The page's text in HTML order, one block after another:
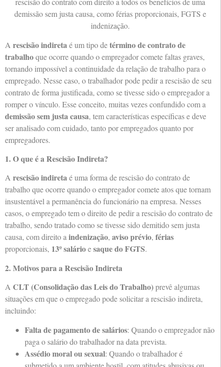
demissão sem justa causa, como férias proporcionais, FGTS e
indenização.
A rescisão indiretaé um tipo detérmino de contrato de
trabalhoque ocorre quando o empregador comete faltas graves,
tornando impossível a continuidade da relação de trabalho para o
empregado. Nesse caso, o trabalhador pode pedir a rescisão de seu
contrato de forma justificada, como se tivesse sido o empregador a
romper o vínculo. Esse conceito, muitas vezes confundido com a
demissão sem justa causa, tem características específicas e deve
ser analisado com cuidado, tanto por empregados quanto por
empregadores.
1. O que é a Rescisão Indireta?
A rescisão indiretaé uma forma de rescisão do contrato de
trabalho que ocorre quando o empregador comete atos que tornam
insustentável a permanência do funcionário na empresa. Nesses
casos, o empregado tem o direito de pedir a rescisão do contrato de
trabalho, sendo tratado como se tivesse sido demitido sem justa
causa, com direito aindenização, aviso prévio, férias
proporcionais, 13º salárioesaque do FGTS.
2. Motivos para a Rescisão Indireta
A CLT (Consolidação das Leis do Trabalho)prevê algumas
situações em que o empregado pode solicitar a rescisão indireta,
incluindo:
Falta de pagamento de salários: Quando o empregador não
paga o salário do trabalhador na data prevista.
Assédio moral ou sexual: Quando o trabalhador é